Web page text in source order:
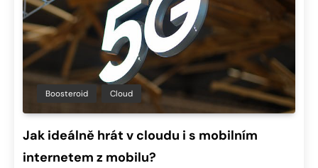
Boosteroid Cloud
Jak ideálně hrát v cloudu i s mobilním
internetem z mobilu?